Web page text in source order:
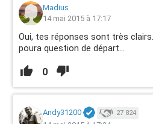
Madius
14 mai 2015 à 17:17
Oui, tes réponses sont très
poura question de départ...
0
Andy31200 27 824